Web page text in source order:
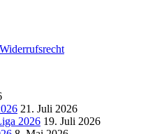
Widerrufsrecht
21. Juli 2026
2026 19. Juli 2026